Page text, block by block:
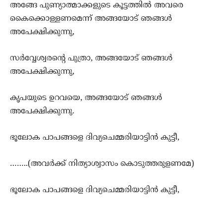
അങ്ങേ പുണ്യാത്മാക്കളുടെ കൂട്ടത്തില്‍ അവരെ
കൈക്കൊള്ളണമെന്ന് അങ്ങയോട് ഞങ്ങള്‍
അപേക്ഷിക്കുന്നു,
സര്‍വ്വേശ്വരന്‍റെ പുത്രാ, അങ്ങയോട് ഞങ്ങള്‍
അപേക്ഷിക്കുന്നു,
കൃപയുടെ ഉറവയെ, അങ്ങയോട് ഞങ്ങള്‍
അപേക്ഷിക്കുന്നു.
ഭൂലോക പാപങ്ങളെ ദിവ്യചെമ്മരിയാട്ടിന്‍ കുട്ടീ,
……..(അവര്‍ക്ക് നിത്യാശ്വാസം കൊടുത്തരുളണമേ)
ഭൂലോക പാപങ്ങളെ ദിവ്യചെമ്മരിയാട്ടിന്‍ കുട്ടീ,